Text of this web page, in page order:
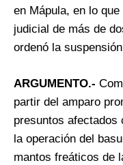
en Mápula, en lo
judicial de más de
ordenó la
ARGUMENTO.-
partir del amparo
presuntos afectados
la operación del
mantos freáticos de